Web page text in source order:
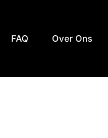
FAQ Over Ons